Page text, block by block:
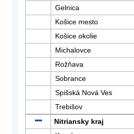
Gelnica
Košice mesto
Košice okolie
Michalovce
Rožňava
Sobrance
Spišská Nová Ves
Trebišov
Nitriansky kraj